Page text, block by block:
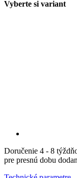
Vyberte si variant
Doručenie 4 - 8
pre presnú dobu